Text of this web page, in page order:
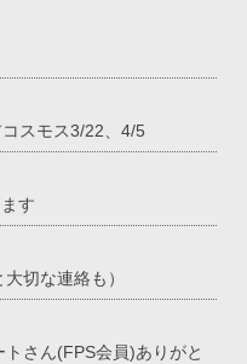
スモス3/22、4/5
す
切な連絡も）
さん(FPS会員)ありがと